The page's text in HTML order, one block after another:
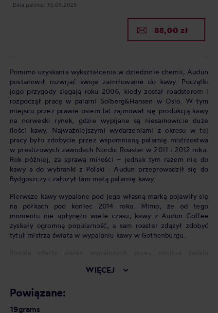
Data palenia: 30.06.2026
88,00 zł
Pomimo uzyskania wykształcenia w dziedzinie chemii, Audun
postanowił rozwijać swoje zamiłowanie do kawy. Początki
jego przygody sięgają roku 2006, kiedy został roadsterem i
rozpoczął pracę w palarni Solberg&Hansen w Oslo. W tym
miejscu przez prawie osiem lat zajmował się produkcją kawy
na norweski rynek, gdzie wypijane są niesamowicie duże
ilości kawy. Najważniejszymi wydarzeniami z okresu w tej
pracy było zdobycie przez wspomnianą palarnię mistrzostwa
w prestiżowych zawodach Nordic Roaster w 2011 i 2012 roku.
Rok później, za sprawą miłości – jednak tym razem nie do
kawy a do wybranki z Polski - Audun przeprowadził się do
Bydgoszczy i założył tam małą palarnię kawy.
Pierwsze kawy wypalone pod jego własną marką pojawiły się
na półkach pod koniec 2014 roku. Mimo, że od tego
momentu nie upłynęło wiele czasu, kawy z Audun Coffee
zyskały ogromną popularność, a sam roaster zdążył zdobyć
tytuł mistrza świata w wypalaniu kawy w Gothenburgu.
idealny dla niego. Kawa Audun sprawdzi się idealnie do
French Pressa. Palarnia wypala również kawy pod espresso –
idealne do ekspresów ciśnieniowych oraz kawiarek. Audun
kultywuje również skandynawską tradycję wypalania
WIĘCEJ
Powiązane:
19grams